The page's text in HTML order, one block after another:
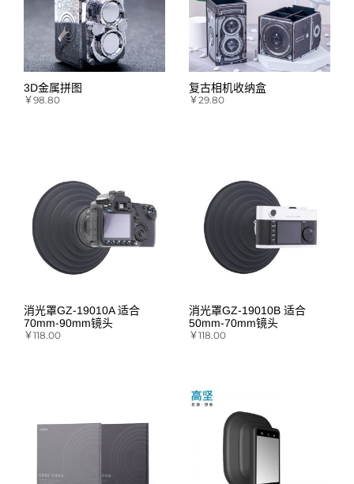
3D金属拼图
￥98.80
复古相机收纳盒
￥29.80
消光罩GZ-19010A 适合
70mm-90mm镜头
￥118.00
消光罩GZ-19010B 适合
50mm-70mm镜头
￥118.00